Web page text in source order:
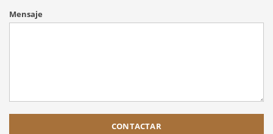
Mensaje